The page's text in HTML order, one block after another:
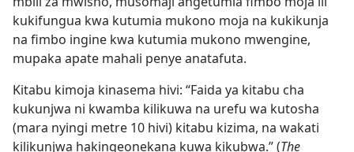
kukifungua kwa kutumia mukono moja na kukikunja
na fimbo ingine kwa kutumia mukono mwengine,
mupaka apate mahali penye anatafuta.
Kitabu kimoja kinasema hivi: “Faida ya kitabu cha
kukunjwa ni kwamba kilikuwa na urefu wa kutosha
(mara nyingi metre 10 hivi) kitabu kizima, na wakati
kilikunjwa hakingeonekana kuwa kikubwa.” (The